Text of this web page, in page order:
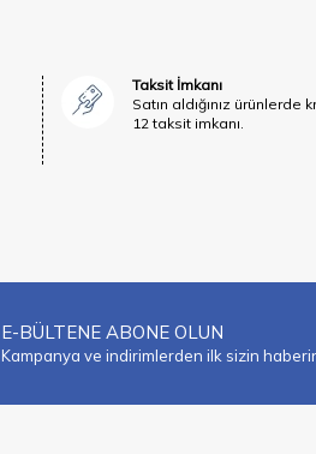
Taksit İmkanı
Satın aldığınız ürünlerde
12 taksit imkanı.
E-BÜLTENE ABONE OLUN
Kampanya ve indirimlerden ilk sizin